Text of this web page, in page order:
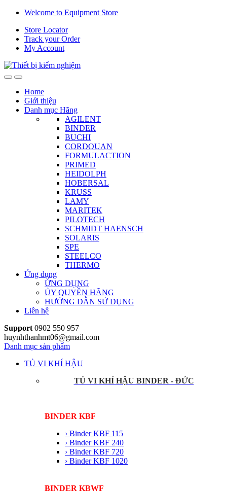
Skip
navigation
Skip
content
Welcome to Equipment Store
Store Locator
Track your Order
My Account
Home
Giới thiệu
Danh mục Hãng
AGILENT
BINDER
BUCHI
CORDOUAN
FORMULACTION
PRIMED
HEIDOLPH
HOBERSAL
KRUSS
LAMY
MARITEK
PILOTECH
SCHMIDT HAENSCH
SOLARIS
SPE
STEELCO
THERMO
Ứng dụng
ỨNG DỤNG
ỦY QUYỀN HÃNG
HƯỚNG DẪN SỬ DỤNG
Liên hệ
Support 0902 550 957
huynhthanhmt06@gmail.com
Danh mục sản phẩm
TỦ VI KHÍ HẬU
TỦ VI KHÍ HẬU BINDER - ĐỨC
BINDER KBF
› Binder KBF 115
› Binder KBF 240
› Binder KBF 720
› Binder KBF 1020
BINDER KBWF